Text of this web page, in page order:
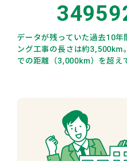
データが残っていた過去10年
ング工事の長さは約3,500km
での距離（3,000km）を超え